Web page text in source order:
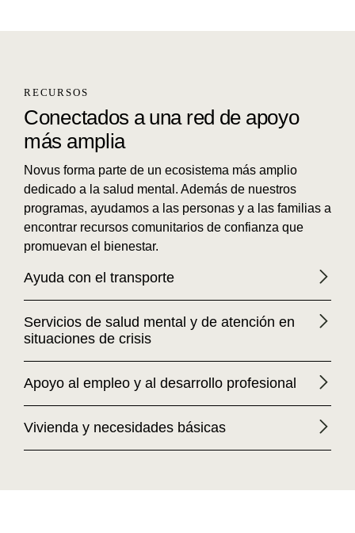
RECURSOS
Conectados a una red de apoyo
más amplia
Novus forma parte de un ecosistema más amplio
dedicado a la salud mental. Además de nuestros
programas, ayudamos a las personas y a las familias a
encontrar recursos comunitarios de confianza que
promuevan el bienestar.
Ayuda con el transporte
Servicios de salud mental y de atención en
situaciones de crisis
Apoyo al empleo y al desarrollo profesional
Vivienda y necesidades básicas